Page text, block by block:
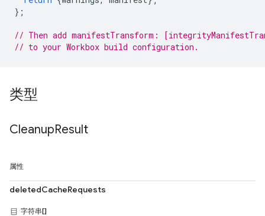
};
// Then add manifestTransform:
// to your Workbox build configuration.
类型
CleanupResult
属性
deletedCacheRequests
字符串[]